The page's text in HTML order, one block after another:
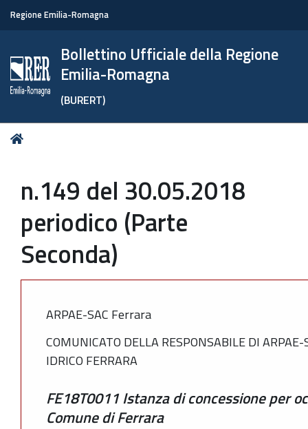
Regione Emilia-Romagna
Bollettino Ufficiale della Regione
Emilia-Romagna
(BURERT)
Tu
n.149 del 30.05.2018
periodico (Parte
Seconda)
ARPAE-SAC Ferrara
COMUNICATO DELLA RESPONSABILE DI
IDRICO FERRARA
FE18T0011 Istanza di concessione per
Comune di Ferrara